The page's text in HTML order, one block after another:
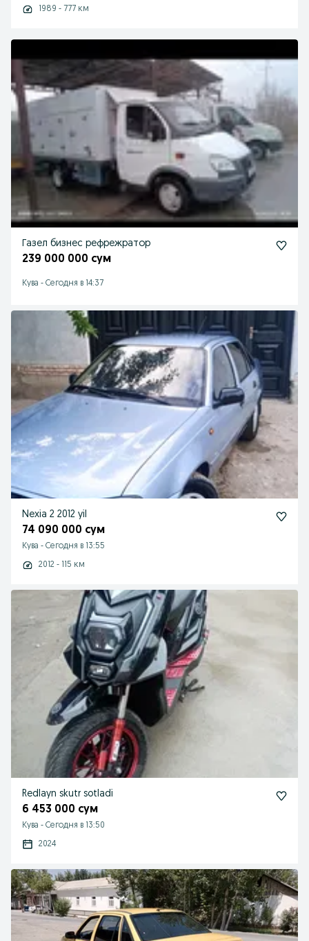
1989 - 777 км
Газел бизнес рефрежратор
239 000 000 сум
Кува - Сегодня в 14:37
Nexia 2 2012 yil
74 090 000 сум
Кува - Сегодня в 13:55
2012 - 115 км
Redlayn skutr sotladi
6 453 000 сум
Кува - Сегодня в 13:50
2024